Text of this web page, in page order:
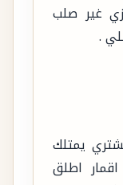
غير صلب
.
يمتلك
64 قمراً و من بين الاقمار 4 اقمار اطلق